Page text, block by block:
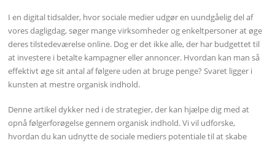
I en digital tidsalder, hvor sociale medier udgør en uundgåelig del af
vores dagligdag, søger mange virksomheder og enkeltpersoner at øge
deres tilstedeværelse online. Dog er det ikke alle, der har budgettet til
at investere i betalte kampagner eller annoncer. Hvordan kan man så
effektivt øge sit antal af følgere uden at bruge penge? Svaret ligger i
kunsten at mestre organisk indhold.
Denne artikel dykker ned i de strategier, der kan hjælpe dig med at
opnå følgerforøgelse gennem organisk indhold. Vi vil udforske,
hvordan du kan udnytte de sociale mediers potentiale til at skabe